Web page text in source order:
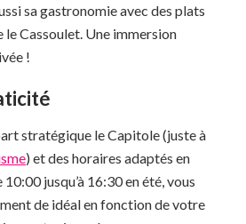
sa gastronomie avec des plats
Cassoulet. Une immersion
!
stratégique le Capitole (juste à
) et des horaires adaptés en
jusqu’à 16:30 en été, vous
de idéal en fonction de votre